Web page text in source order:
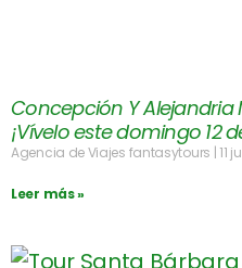
Concepción Y Alejandria
¡Vívelo este domingo 12
Agencia de Viajes fantasytours 11
Leer más »